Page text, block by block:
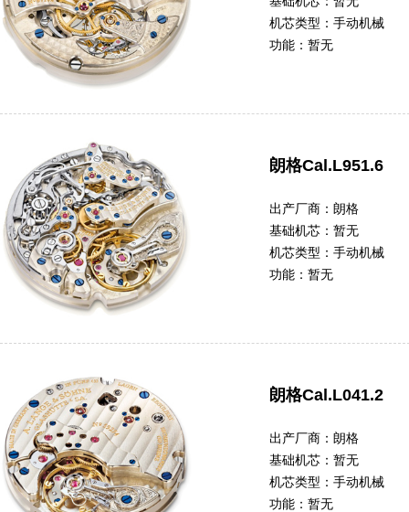
机芯类型： 手动机械
功能： 暂无
朗格Cal.L951.6
出产厂商： 朗格
基础机芯： 暂无
机芯类型： 手动机械
功能： 暂无
朗格Cal.L041.2
出产厂商： 朗格
基础机芯： 暂无
机芯类型： 手动机械
功能： 暂无